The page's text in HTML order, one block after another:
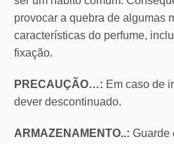
provocar a quebra de algumas
características do perfume,
fixação.
PRECAUÇÃO…: Em caso de
dever descontinuado.
ARMAZENAMENTO..: Guarde